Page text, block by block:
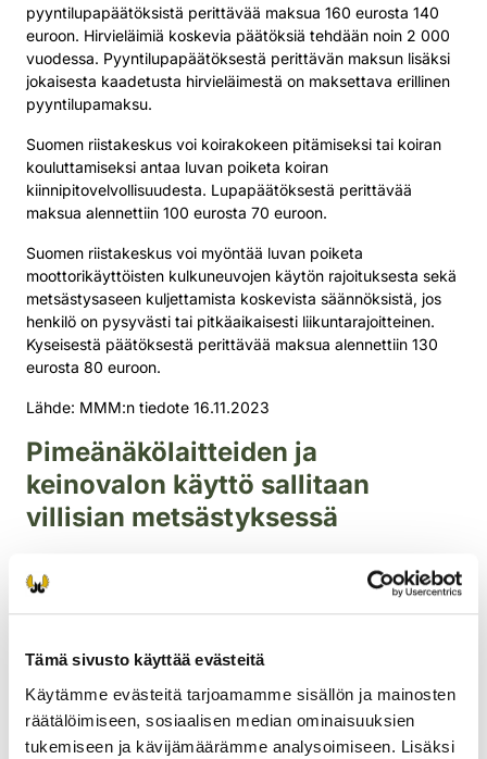
Tämä sivusto käyttää evästeitä
Käytämme evästeitä tarjoamamme sisällön ja mainosten
räätälöimiseen, sosiaalisen median ominaisuuksien
tukemiseen ja kävijämäärämme analysoimiseen. Lisäksi
pyyntilupapäätöksistä perittävää maksua 160 eurosta 140
euroon. Hirvieläimiä koskevia päätöksiä tehdään noin 2 000
vuodessa. Pyyntilupapäätöksestä perittävän maksun lisäksi
jokaisesta kaadetusta hirvieläimestä on maksettava erillinen
pyyntilupamaksu.
Suomen riistakeskus voi koirakokeen pitämiseksi tai koiran
kouluttamiseksi antaa luvan poiketa koiran
kiinnipitovelvollisuudesta. Lupapäätöksestä perittävää
maksua alennettiin 100 eurosta 70 euroon.
Suomen riistakeskus voi myöntää luvan poiketa
moottorikäyttöisten kulkuneuvojen käytön rajoituksesta sekä
metsästysaseen kuljettamista koskevista säännöksistä, jos
henkilö on pysyvästi tai pitkäaikaisesti liikuntarajoitteinen.
Kyseisestä päätöksestä perittävää maksua alennettiin 130
eurosta 80 euroon.
Lähde: MMM:n tiedote 16.11.2023
Pimeänäkölaitteiden ja
keinovalon käyttö sallitaan
villisian metsästyksessä
tarkoitettuja elektronisia tähtäyslaitteita sekä keinotekoista
villisian metsästystä afrikkalaisen sikaruton (ASF) leviämisen
Taudin pääsy maahan aiheuttaisi merkittäviä taloudellisia
seuraamuksia sikataloudelle. Tauti myös rajoittaisi